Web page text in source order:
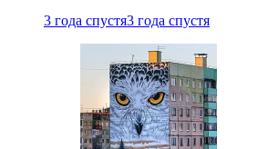
3 года спустя3 года спустя